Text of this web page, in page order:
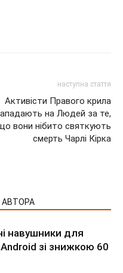
наступна стаття
Активісти Правого крила
на Людей за те,
вони нібито святкують
смерть Чарлі Кірка
АВТОРА
навушники для
Android зі знижкою 60